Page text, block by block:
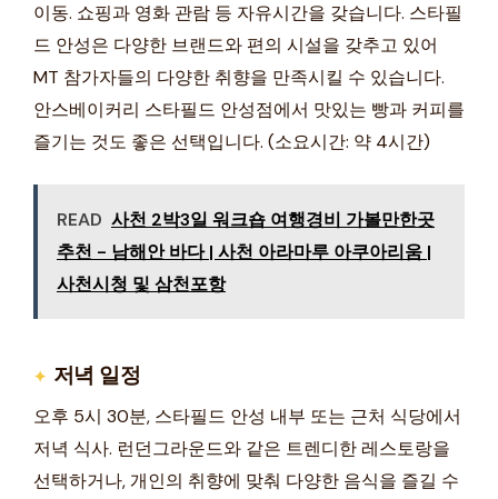
이동. 쇼핑과 영화 관람 등 자유시간을 갖습니다. 스타필
드 안성은 다양한 브랜드와 편의 시설을 갖추고 있어
MT 참가자들의 다양한 취향을 만족시킬 수 있습니다.
안스베이커리 스타필드 안성점에서 맛있는 빵과 커피를
즐기는 것도 좋은 선택입니다. (소요시간: 약 4시간)
READ 사천 2박3일 워크숍 여행경비 가볼만한곳
추천 - 남해안 바다 | 사천 아라마루 아쿠아리움 |
사천시청 및 삼천포항
저녁 일정
오후 5시 30분, 스타필드 안성 내부 또는 근처 식당에서
저녁 식사. 런던그라운드와 같은 트렌디한 레스토랑을
선택하거나, 개인의 취향에 맞춰 다양한 음식을 즐길 수